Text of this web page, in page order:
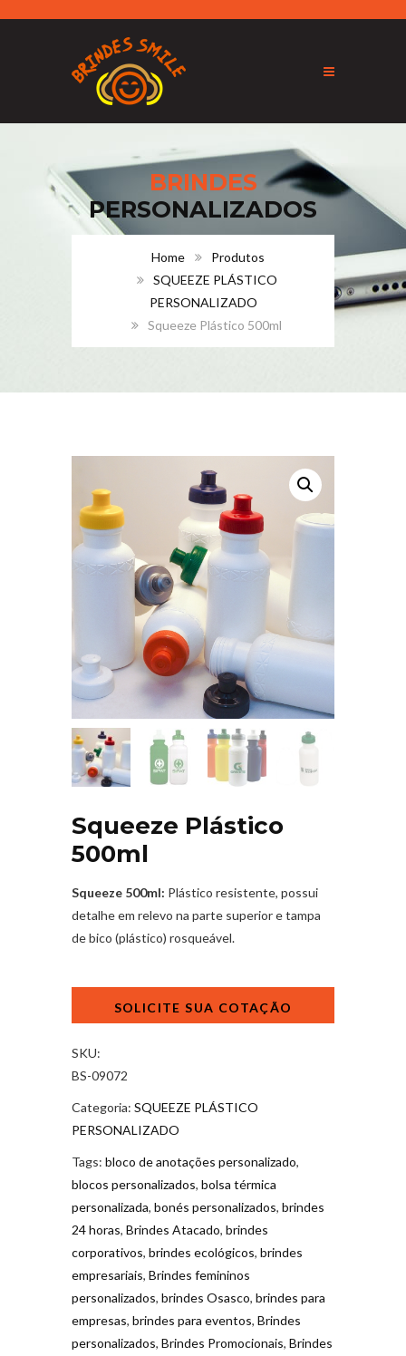
BRINDES
PERSONALIZADOS
Home
Produtos
SQUEEZE PLÁSTICO
PERSONALIZADO
Squeeze Plástico 500ml
Squeeze Plástico
500ml
Squeeze 500ml: Plástico resistente, possui
detalhe em relevo na parte superior e tampa
de bico (plástico) rosqueável.
SKU:
BS-09072
Categoria: SQUEEZE PLÁSTICO
PERSONALIZADO
Tags: bloco de anotações personalizado,
blocos personalizados, bolsa térmica
personalizada, bonés personalizados, brindes
24 horas, Brindes Atacado, brindes
corporativos, brindes ecológicos, brindes
empresariais, Brindes femininos
personalizados, brindes Osasco, brindes para
empresas, brindes para eventos, Brindes
personalizados, Brindes Promocionais, Brindes